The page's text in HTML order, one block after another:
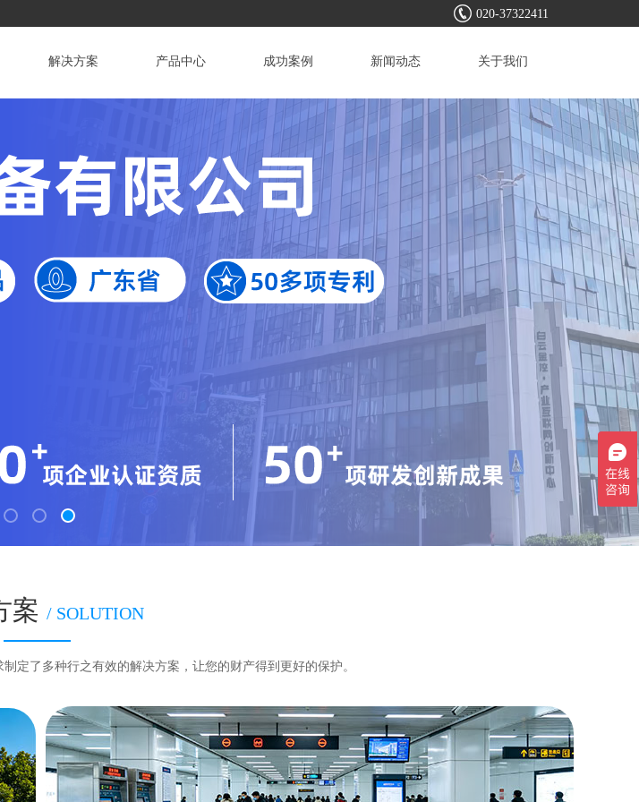
020-37322411
解决方案 产品中心 成功案例 新闻动态 关于我们
案 / SOLUTION
定了多种行之有效的解决方案，让您的财产得到更好的保护。